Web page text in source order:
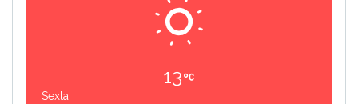
13
Sexta